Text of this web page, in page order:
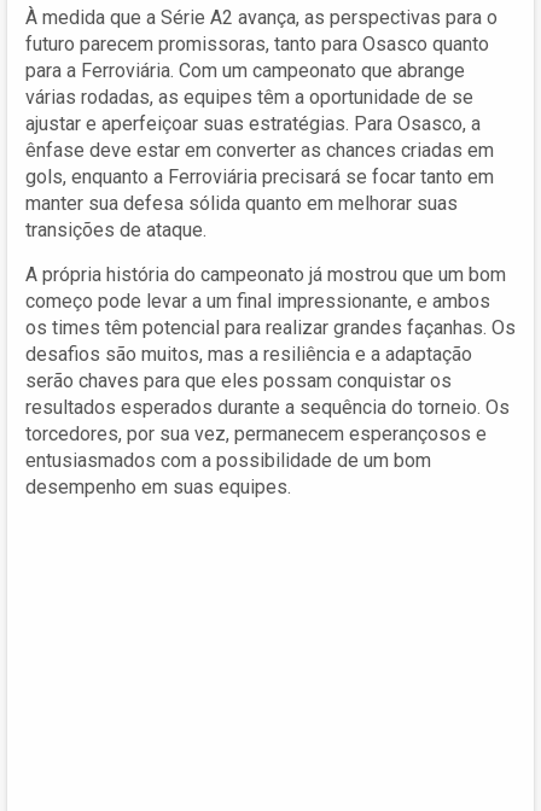
À medida que a Série A2 avança, as perspectivas para o
futuro parecem promissoras, tanto para Osasco quanto
para a Ferroviária. Com um campeonato que abrange
várias rodadas, as equipes têm a oportunidade de se
ajustar e aperfeiçoar suas estratégias. Para Osasco, a
ênfase deve estar em converter as chances criadas em
gols, enquanto a Ferroviária precisará se focar tanto em
manter sua defesa sólida quanto em melhorar suas
transições de ataque.
A própria história do campeonato já mostrou que um bom
começo pode levar a um final impressionante, e ambos
os times têm potencial para realizar grandes façanhas. Os
desafios são muitos, mas a resiliência e a adaptação
serão chaves para que eles possam conquistar os
resultados esperados durante a sequência do torneio. Os
torcedores, por sua vez, permanecem esperançosos e
entusiasmados com a possibilidade de um bom
desempenho em suas equipes.